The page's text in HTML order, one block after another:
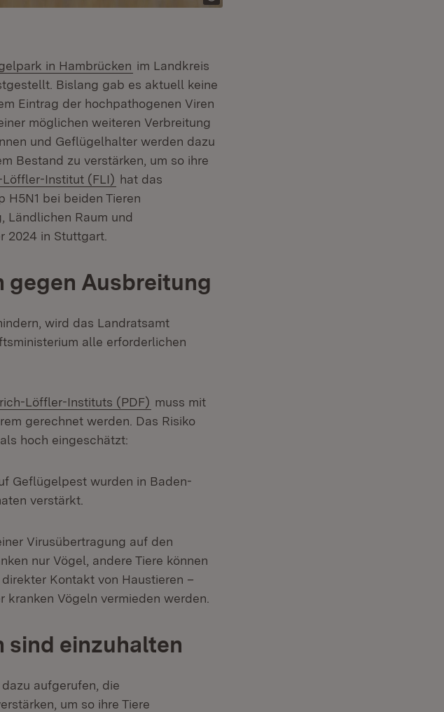
in Hambrücken (Öffnet in neuem Fenster)
im Landkreis
Fenster)
Bislang gab es aktuell keine
Eintrag der hochpathogenen Viren
möglichen weiteren Verbreitung
und Geflügelhalter werden dazu
Bestand zu verstärken, um so ihre
Löffler-Institut (FLI) (Öffnet in neuem Fenster)
hat das
H5N1 bei beiden Tieren
Ländlichen Raum und
2024 in Stuttgart.
gegen Ausbreitung
wird das Landratsamt
alle erforderlichen
Löffler-Instituts (PDF) (Öffnet in neuem Fenster)
muss mit
gerechnet werden. Das Risiko
hoch eingeschätzt:
Geflügelpest wurden in Baden-
verstärkt.
Virusübertragung auf den
nur Vögel, andere Tiere können
Kontakt von Haustieren –
Vögeln vermieden werden.
sind einzuhalten
aufgerufen, die
um so ihre Tiere